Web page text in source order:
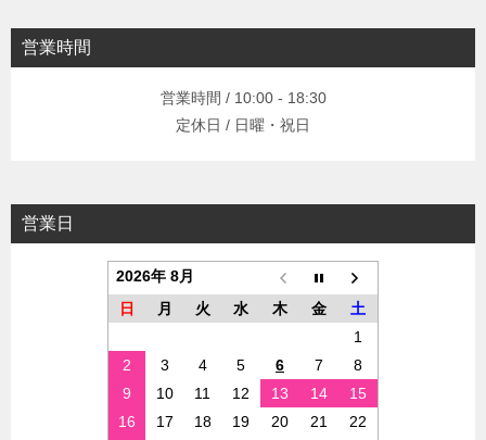
営業時間
営業時間 / 10:00 - 18:30
定休日 / 日曜・祝日
営業日
2026年 8月
日
月 火 水 木 金
土
1
2
3 4 5 6 7
8
9
10 11 12 13 14
15
16
17 18 19 20 21
22